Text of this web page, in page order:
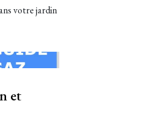
votre jardin
et